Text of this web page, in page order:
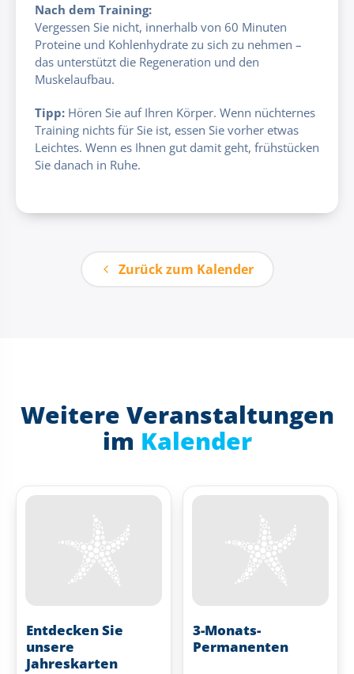
Nach dem Training:
Vergessen Sie nicht, innerhalb von 60 Minuten
Proteine und Kohlenhydrate zu sich zu nehmen –
das unterstützt die Regeneration und den
Muskelaufbau.
Tipp: Hören Sie auf Ihren Körper. Wenn nüchternes
Training nichts für Sie ist, essen Sie vorher etwas
Leichtes. Wenn es Ihnen gut damit geht, frühstücken
Sie danach in Ruhe.
Zurück zum Kalender
Weitere Veranstaltungen
im Kalender
Entdecken Sie
unsere
Jahreskarten
3-Monats-
Permanenten